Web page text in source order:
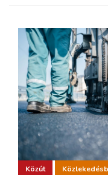
Közút